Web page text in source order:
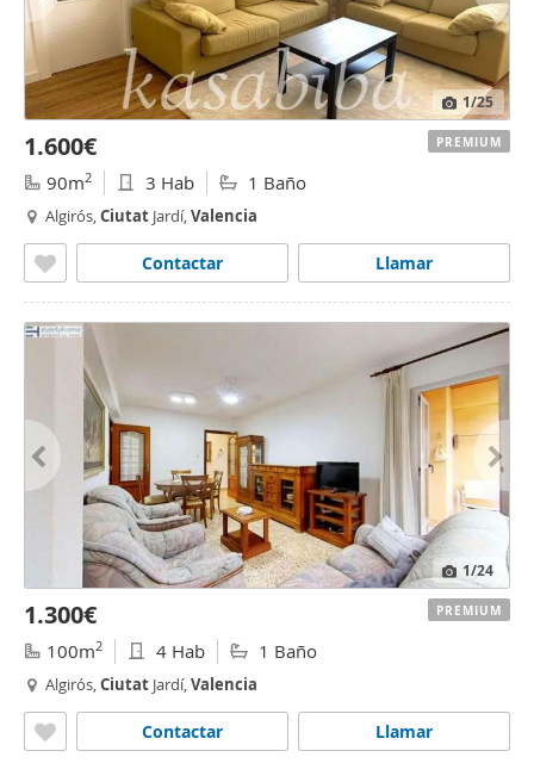
1/25
1.600€
90m2 3 Hab 1 Baño
Algirós,Ciutat Jardí,Valencia
Llamar
Contactar
PREMIUM
1/24
1.300€
100m2 4 Hab 1 Baño
Algirós,Ciutat Jardí,Valencia
Llamar
Contactar
PREMIUM